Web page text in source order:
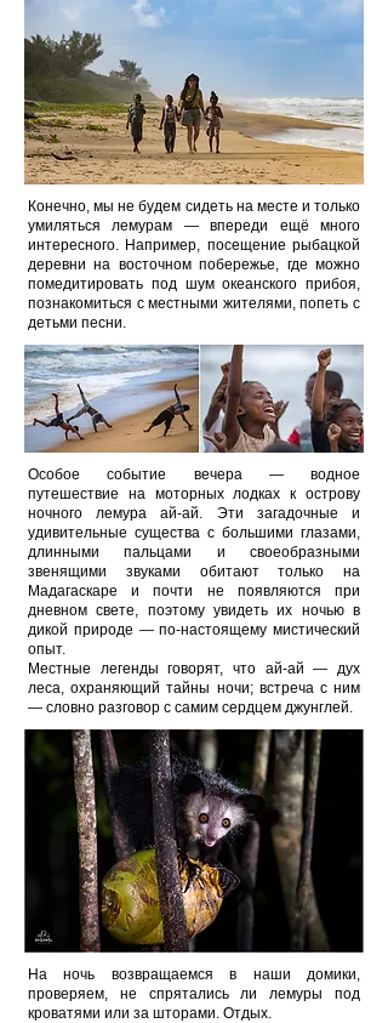
Конечно, мы не будем сидеть на месте и только
умиляться лемурам — впереди ещё много
интересного. Например, посещение рыбацкой
деревни на восточном побережье, где можно
помедитировать под шум океанского прибоя,
познакомиться с местными жителями, попеть с
детьми песни.
Особое событие вечера — водное
путешествие на моторных лодках к острову
ночного лемура ай-ай. Эти загадочные и
удивительные существа с большими глазами,
длинными пальцами и своеобразными
звенящими звуками обитают только на
Мадагаскаре и почти не появляются при
дневном свете, поэтому увидеть их ночью в
дикой природе — по-настоящему мистический
опыт.
Местные легенды говорят, что ай-ай — дух
леса, охраняющий тайны ночи; встреча с ним
— словно разговор с самим сердцем джунглей.
На ночь возвращаемся в наши домики,
проверяем, не спрятались ли лемуры под
кроватями или за шторами. Отдых.